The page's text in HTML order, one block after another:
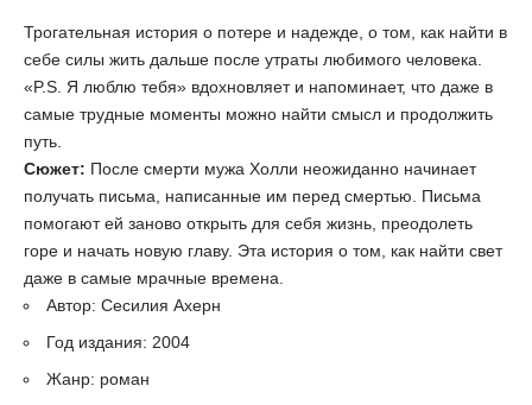
Трогательная история о потере и надежде, о том, как найти в
себе силы жить дальше после утраты любимого человека.
«P.S. Я люблю тебя» вдохновляет и напоминает, что даже в
самые трудные моменты можно найти смысл и продолжить
путь.
Сюжет: После смерти мужа Холли неожиданно начинает
получать письма, написанные им перед смертью. Письма
помогают ей заново открыть для себя жизнь, преодолеть
горе и начать новую главу. Эта история о том, как найти свет
даже в самые мрачные времена.
Автор: Сесилия Ахерн
Год издания: 2004
Жанр: роман